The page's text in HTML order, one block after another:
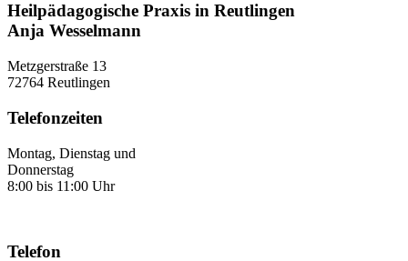
Heilpädagogische Praxis in Reutlingen
Anja Wesselmann
Metzgerstraße 13
72764 Reutlingen
Telefonzeiten
Montag, Dienstag und
Donnerstag
8:00 bis 11:00 Uhr
Telefon